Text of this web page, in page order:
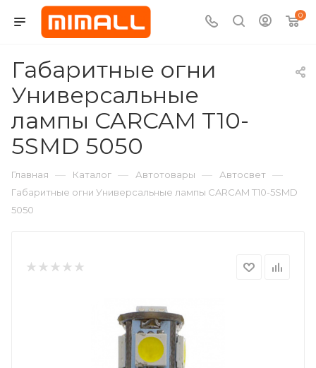
0
Габаритные огни
Универсальные
лампы CARCAM T10-
5SMD 5050
Главная — Каталог — Автотовары — Автосвет —
Габаритные огни Универсальные лампы CARCAM T10-5SMD
5050